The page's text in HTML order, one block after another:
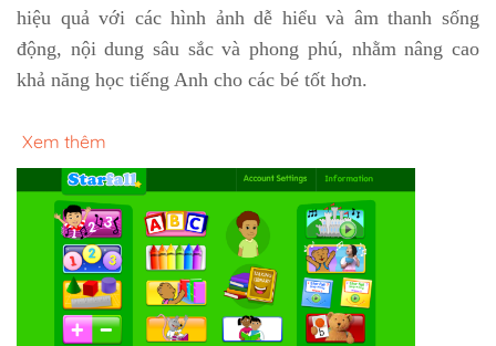
hiệu quả với các hình ảnh dễ hiểu và âm thanh sống
động, nội dung sâu sắc và phong phú, nhằm nâng cao
khả năng học tiếng Anh cho các bé tốt hơn.
Xem thêm